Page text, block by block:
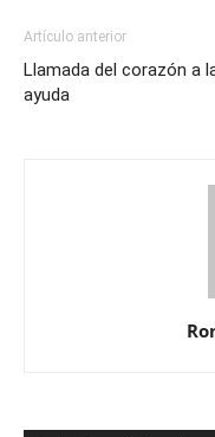
Artículo anterior
Llamada del corazón a
ayuda